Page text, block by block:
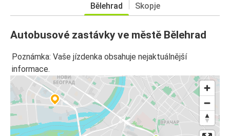
Bělehrad Skopje
Autobusové zastávky ve městě Bělehrad
Poznámka: Vaše jízdenka obsahuje nejaktuálnější
informace.